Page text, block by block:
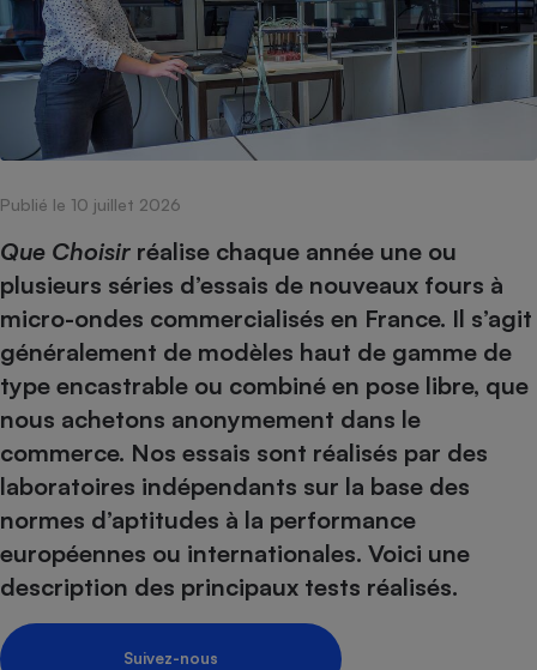
Publié le 10 juillet 2026
Que Choisir réalise chaque année une ou
plusieurs séries d’essais de nouveaux fours à
micro-ondes commercialisés en France. Il s’agit
généralement de modèles haut de gamme de
type encastrable ou combiné en pose libre, que
nous achetons anonymement dans le
commerce. Nos essais sont réalisés par des
laboratoires indépendants sur la base des
normes d’aptitudes à la performance
européennes ou internationales. Voici une
description des principaux tests réalisés.
Suivez-nous
Sécurité - Hygiène
Supermarché - Drive
Complément
Assurance
Banque - Crédit
Epargne - Fiscalité
Mutuelle
Assurance emprunteur
Circulation routière
Contrôle technique -
Pièce détachée
Comparateur auto
Comparatif
Comparatif climatiseur
Comparatif aspirateur
Comparatif aspirateur
Comparatif cafetière
Comparatif robot cuiseur
Comparatif centrale
Gros électroménager
Petit électroménager -
Électricité - Gaz
Comparatif casque audio
Comparatif ordinateur
Comparatif ultrabook
Comparatif tablette
Image et son
Informatique
Internet
Téléphonie
Crédit immobilier
Comparatif tondeuse
Aménagement
Bricolage - Jardinage
Chauffage
Produit d'entretien
Sécurité domestique
Hygiène - Beauté
Maladie - Médecine -
Système de santé -
Maison de retraite
Retraite
Choisir son fioul
Choisir son pellet
Comparateur assurance emprunteur
Energie Moins Chère Ensemble
Tous les comparateurs
Toutes les cartes interactives
Speedtest - Testez le débit de votre
connexion Internet